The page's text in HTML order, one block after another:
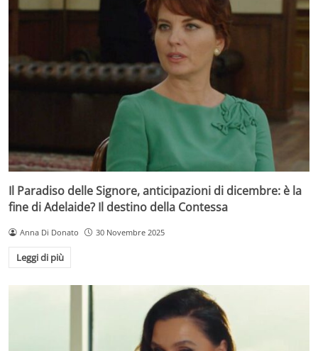
Il Paradiso delle Signore, anticipazioni di dicembre: è la
fine di Adelaide? Il destino della Contessa
Anna Di Donato 30 Novembre 2025
Leggi di più